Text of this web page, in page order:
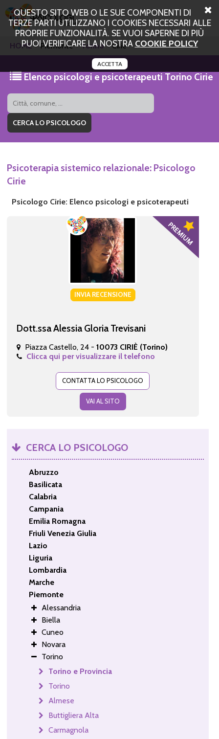
QUESTO SITO WEB O LE SUE COMPONENTI DI
TERZE PARTI UTILIZZANO I COOKIES NECESSARI ALLE
PROPRIE FUNZIONALITÀ. SE VUOI SAPERNE DI PIÙ
PUOI VERIFICARE LA NOSTRA COOKIE POLICY
ACCETTA
HOME Piemonte Torino Cirie
Elenco psicologi e psicoterapeuti Torino Cirie
Psicoterapia sistemico relazionale: Psicologo
Cirie
Psicologo Cirie: Elenco psicologi e psicoterapeuti
INVIA RECENSIONE
Dott.ssa Alessia Gloria Trevisani
Piazza Castello, 24 - 10073 CIRIÈ (Torino)
Clicca qui per visualizzare il telefono
CONTATTA LO PSICOLOGO
VAI AL SITO
CERCA LO PSICOLOGO
Abruzzo
Basilicata
Calabria
Campania
Emilia Romagna
Friuli Venezia Giulia
Lazio
Liguria
Lombardia
Marche
Piemonte
Alessandria
Biella
Cuneo
Novara
Torino
Torino e Provincia
Torino
Almese
Buttigliera Alta
Carmagnola